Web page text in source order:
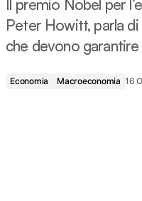
Il premio Nobel per
Peter Howitt, parla
che devono
Economia Macroeconomia 16